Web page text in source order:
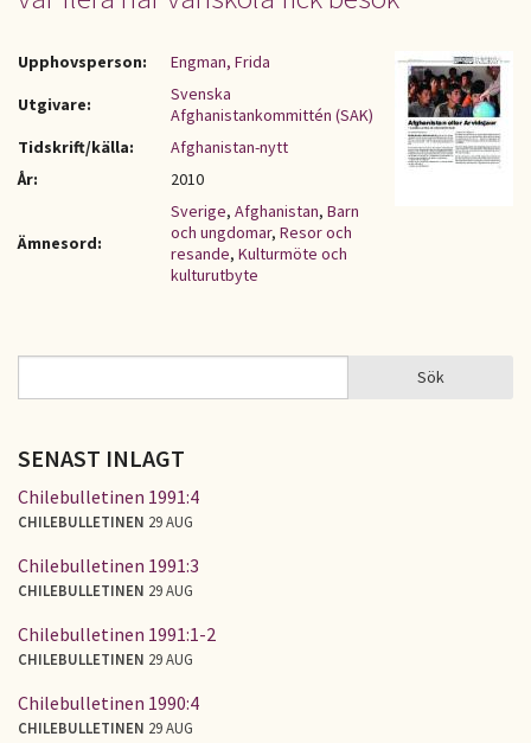
Upphovsperson:
Engman, Frida
Utgivare:
Svenska
Afghanistankommittén (SAK)
Tidskrift/källa:
Afghanistan-nytt
År:
2010
Ämnesord:
Sverige, Afghanistan, Barn
och ungdomar, Resor och
resande, Kulturmöte och
kulturutbyte
SÖKFORMULÄR Sök
SENAST INLAGT
Chilebulletinen 1991:4
CHILEBULLETINEN 29 AUG
Chilebulletinen 1991:3
CHILEBULLETINEN 29 AUG
Chilebulletinen 1991:1-2
CHILEBULLETINEN 29 AUG
Chilebulletinen 1990:4
CHILEBULLETINEN 29 AUG